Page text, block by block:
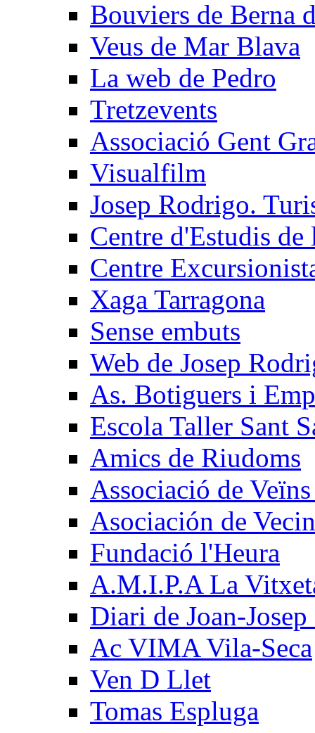
Bouviers de Berna
Veus de Mar Blava
La web de Pedro
Tretzevents
Associació Gent
Visualfilm
Josep Rodrigo.
Centre d'Estudis de
Centre
Xaga Tarragona
Sense embuts
Web de Josep
As. Botiguers i
Escola Taller Sant
Amics de Riudoms
Associació de
Asociación de
Fundació l'Heura
A.M.I.P.A La
Diari de Joan-
Ac VIMA Vila-Seca
Ven D Llet
Tomas Espluga